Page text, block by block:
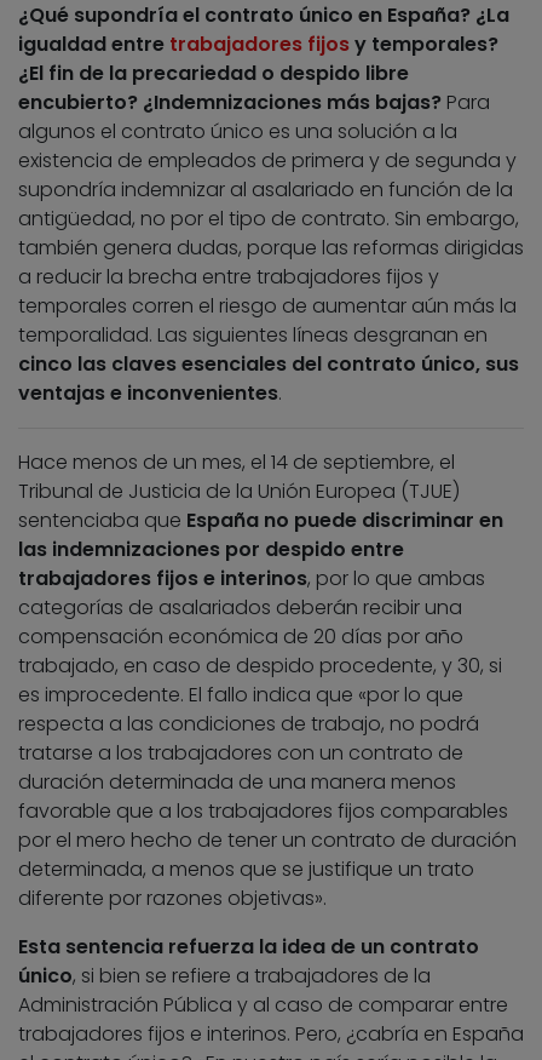
¿Qué supondría el contrato único en España? ¿La
igualdad entre trabajadores fijosy temporales?
¿El fin de la precariedad o despido libre
encubierto? ¿Indemnizaciones más bajas? Para
algunos el contrato único es una solución a la
existencia de empleados de primera y de segunda y
supondría indemnizar al asalariado en función de la
antigüedad, no por el tipo de contrato. Sin embargo,
también genera dudas, porque las reformas dirigidas
a reducir la brecha entre trabajadores fijos y
temporales corren el riesgo de aumentar aún más la
temporalidad. Las siguientes líneas desgranan en
cinco las claves esenciales del contrato único, sus
ventajas e inconvenientes.
Hace menos de un mes, el 14 de septiembre, el
Tribunal de Justicia de la Unión Europea (TJUE)
sentenciaba que España no puede discriminar en
las indemnizaciones por despido entre
trabajadores fijos e interinos, por lo que ambas
categorías de asalariados deberán recibir una
compensación económica de 20 días por año
trabajado, en caso de despido procedente, y 30, si
es improcedente. El fallo indica que «por lo que
respecta a las condiciones de trabajo, no podrá
tratarse a los trabajadores con un contrato de
duración determinada de una manera menos
favorable que a los trabajadores fijos comparables
por el mero hecho de tener un contrato de duración
determinada, a menos que se justifique un trato
diferente por razones objetivas».
Esta sentencia refuerza la idea de un contrato
único, si bien se refiere a trabajadores de la
Administración Pública y al caso de comparar entre
trabajadores fijos e interinos. Pero, ¿cabría en España